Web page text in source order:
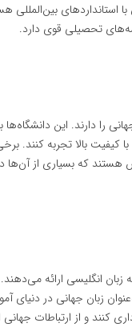
استانداردهای
تحصیلی قوی دارد.
را دارند. این
بالا تجربه کنند.
که بسیاری از آن‌ها
انگلیسی ارائه
زبان جهانی در دنیای
کنند و از ارتباطات جهانی